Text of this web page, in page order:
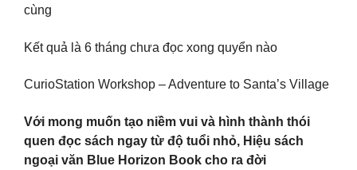
cùng
Kết quả là 6 tháng chưa đọc xong quyển nào
CurioStation Workshop – Adventure to Santa’s Village
Với mong muốn tạo niềm vui và hình thành thói
quen đọc sách ngay từ độ tuổi nhỏ, Hiệu sách
ngoại văn Blue Horizon Book cho ra đời